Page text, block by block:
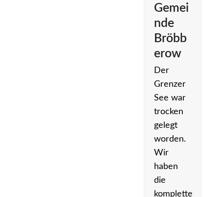
Gemei
nde
Bröbb
erow
Der
Grenzer
See war
trocken
gelegt
worden.
Wir
haben
die
komplette